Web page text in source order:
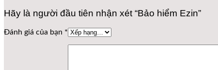
Hãy là người đầu tiên nhận xét “Bảo hiểm Ezin”
Đánh giá của bạn *